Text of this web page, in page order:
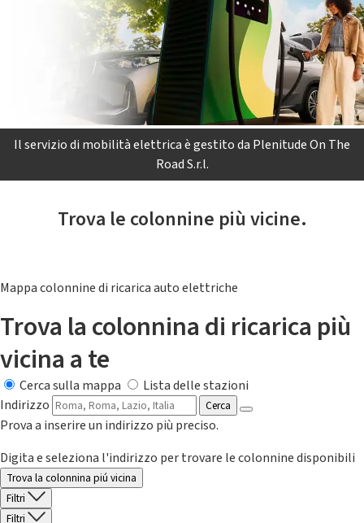
Il servizio di mobilità elettrica è gestito da Plenitude On The
Road S.r.l.
Trova le colonnine più vicine.
Mappa colonnine di ricarica auto elettriche
Trova la colonnina di ricarica più
vicina a te
Cerca sulla mappa
Lista delle stazioni
Indirizzo
Cerca
Prova a inserire un indirizzo più preciso.
Digita e seleziona l'indirizzo per trovare le colonnine disponibili
Trova la colonnina piú vicina
Filtri
Filtri